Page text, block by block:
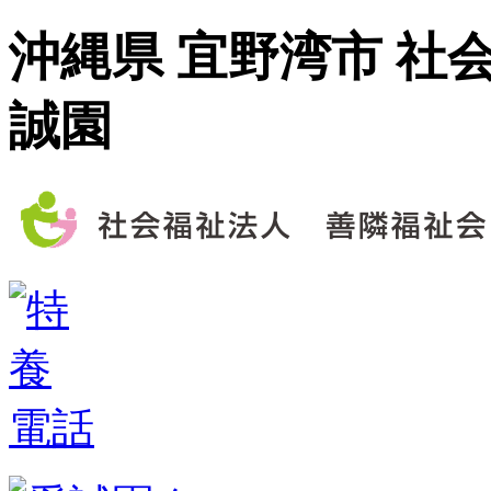
沖縄県 宜野湾市 社
誠園